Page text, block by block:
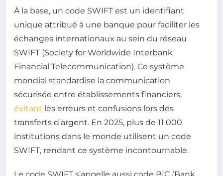
À la base, un code SWIFT est un identifiant
unique attribué à une banque pour faciliter les
échanges internationaux au sein du réseau
SWIFT (Society for Worldwide Interbank
Financial Telecommunication). Ce système
mondial standardise la communication
sécurisée entre établissements financiers,
évitant les erreurs et confusions lors des
transferts d’argent. En 2025, plus de 11 000
institutions dans le monde utilisent un code
SWIFT, rendant ce système incontournable.